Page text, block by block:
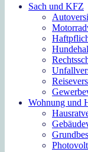
Sach und KFZ
Wohnung und